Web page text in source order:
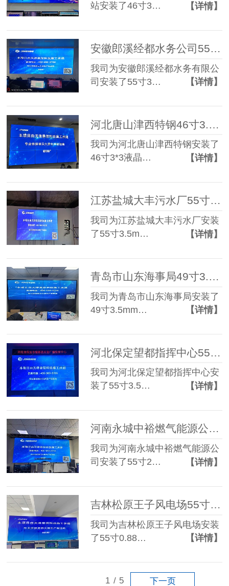
站安装了46寸3…
【详情】
安徽郎溪经都水务公司55寸1.7mm 3*4液晶拼接屏
我司为安徽郎溪经都水务有限公
司安装了55寸3…
【详情】
河北唐山津西特钢46寸3.5mm 3*3 液晶拼接屏
我司为河北唐山津西特钢安装了
46寸3*3液晶…
【详情】
江苏盐城大丰污水厂55寸3.5mm 3*3 液晶拼接屏
我司为江苏盐城大丰污水厂安装
了55寸3.5m…
【详情】
青岛市山东海事局49寸3.5mm 2*4 液晶拼接屏
我司为青岛市山东海事局安装了
49寸3.5mm…
【详情】
河北保定望都指挥中心55寸3.5mm 3*3 液晶拼接屏
我司为河北保定望都指挥中心安
装了55寸3.5…
【详情】
河南永城中裕燃气能源公司55寸2.6mm 3*4 液晶拼接屏
我司为河南永城中裕燃气能源公
司安装了55寸2…
【详情】
吉林松原王子风电场55寸0.88mm 3*5 液晶拼接屏
我司为吉林松原王子风电场安装
了55寸0.88…
【详情】
1 / 5 下一页